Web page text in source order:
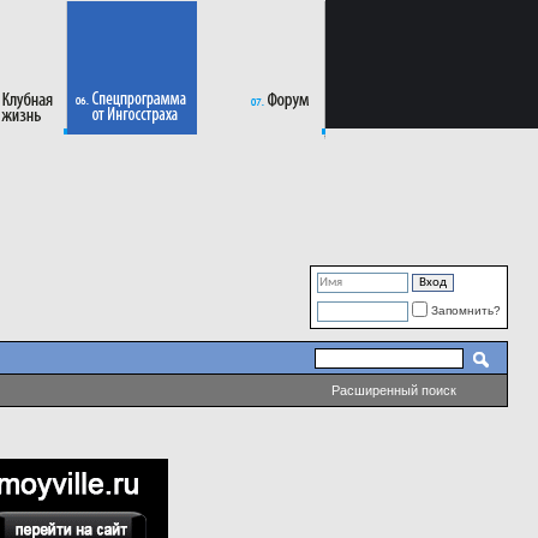
Запомнить?
Расширенный поиск